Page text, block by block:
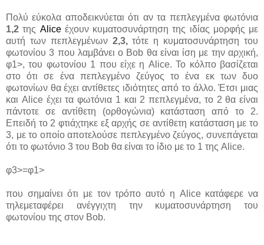
Πολύ εύκολα αποδεικνύεται ότι αν τα πεπλεγμένα φωτόνια
1,2 της Alice έχουν κυματοσυνάρτηση της ιδίας μορφής με
αυτή των πεπλεγμένων 2,3,τότε η κυματοσυνάρτηση του
φωτονίου 3 που λαμβάνει ο Bob θα είναι ίση με την αρχική,
φ1>, του φωτονίου 1 που είχε η Alice. Το κόλπο βασίζεται
στο ότι σε ένα πεπλεγμένο ζεύγος το ένα εκ των δυο
φωτονίων θα έχει αντίθετες ιδιότητες από το άλλο. Έτσι μιας
και Alice έχει τα φωτόνια 1 και 2 πεπλεγμένα, το 2 θα είναι
πάντοτε σε αντίθετη (ορθογώνια) κατάσταση από το 2.
Επειδή το 2 φτιάχτηκε εξ αρχής σε αντίθετη κατάσταση με το
3, με το οποίο αποτελούσε πεπλεγμένο ζεύγος, συνεπάγεται
ότι το φωτόνιο 3 του Bob θα είναι το ίδιο με το 1 της Alice.
φ3>=φ1>
που σημαίνει ότι με τον τρόπο αυτό η Alice κατάφερε να
τηλεμεταφέρει ανέγγιχτη την κυματοσυνάρτηση του
φωτονίου της στον Bob.